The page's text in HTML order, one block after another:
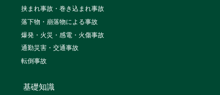
挟まれ事故・巻き込まれ事故
落下物・崩落物による事故
爆発・火災・感電・火傷事故
通勤災害・交通事故
転倒事故
基礎知識